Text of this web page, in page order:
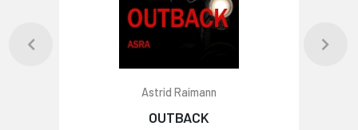
Astrid Raimann
OUTBACK